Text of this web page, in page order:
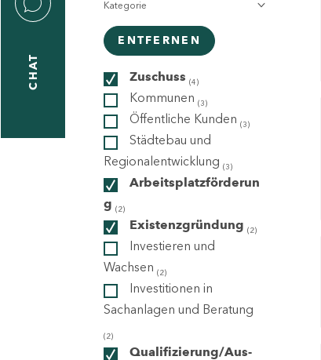
CHAT
Kategorie
ENTFERNEN
Zuschuss (4)
Kommunen (3)
Öffentliche Kunden (3)
Städtebau und
Regionalentwicklung (3)
Arbeitsplatzförderun
g (2)
Existenzgründung (2)
Investieren und
Wachsen (2)
Investitionen in
Sachanlagen und Beratung
(2)
Qualifizierung/Aus-